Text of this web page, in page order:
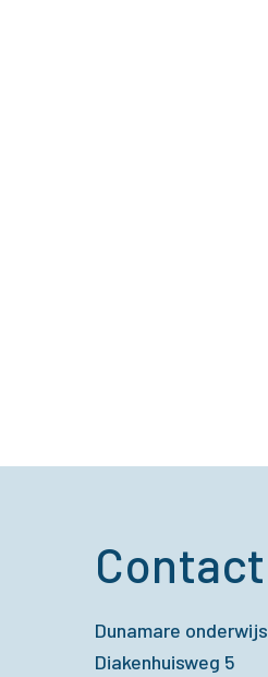
Contact
Dunamare onderwijs
Diakenhuisweg 5